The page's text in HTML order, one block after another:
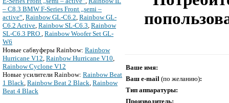
– C8.3 BMW F-Series Front „semi –
active“, Rainbow GL-C6.2, Rainbow GL-
C6.2 Active, Rainbow SL-C6.3, Rainbow
SL-C6.3 PRO , Rainbow Woofer Set GL-
W6
Новые сабвуферы Rainbow: Rainbow
Hurricane V12, Rainbow Hurricane V10,
Rainbow Cyclone V12
Новые усилители Rainbow: Rainbow Beat
1 Black, Rainbow Beat 2 Black, Rainbow
Beat 4 Black
Ваше имя:
Ваш e-mail (по желанию):
Тип аппаратуры:
Производитель: